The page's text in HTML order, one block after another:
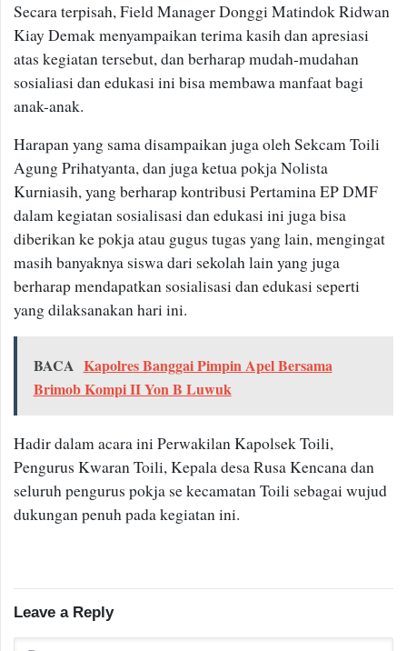
Secara terpisah, Field Manager Donggi Matindok Ridwan
Kiay Demak menyampaikan terima kasih dan apresiasi
atas kegiatan tersebut, dan berharap mudah-mudahan
sosialiasi dan edukasi ini bisa membawa manfaat bagi
anak-anak.
Harapan yang sama disampaikan juga oleh Sekcam Toili
Agung Prihatyanta, dan juga ketua pokja Nolista
Kurniasih, yang berharap kontribusi Pertamina EP DMF
dalam kegiatan sosialisasi dan edukasi ini juga bisa
diberikan ke pokja atau gugus tugas yang lain, mengingat
masih banyaknya siswa dari sekolah lain yang juga
berharap mendapatkan sosialisasi dan edukasi seperti
yang dilaksanakan hari ini.
BACA Kapolres Banggai Pimpin Apel Bersama
Brimob Kompi II Yon B Luwuk
Hadir dalam acara ini Perwakilan Kapolsek Toili,
Pengurus Kwaran Toili, Kepala desa Rusa Kencana dan
seluruh pengurus pokja se kecamatan Toili sebagai wujud
dukungan penuh pada kegiatan ini.
Leave a Reply